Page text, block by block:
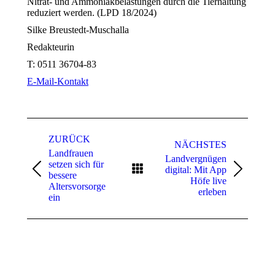
reduziert werden. (LPD 18/2024)
Silke Breustedt-Muschalla
Redakteurin
T: 0511 36704-83
E-Mail-Kontakt
ZURÜCK
Vorheriger
Beitrag:
Landfrauen
setzen sich für
bessere
Altersvorsorge
ein
NÄCHSTES
Nächster
Beitrag:
Landvergnügen
digital: Mit App
Höfe live
erleben